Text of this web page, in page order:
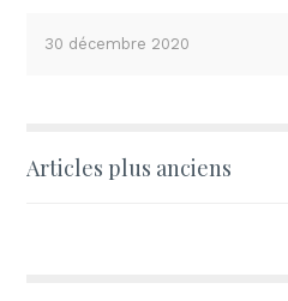
30 décembre 2020
Navigation
Articles plus anciens